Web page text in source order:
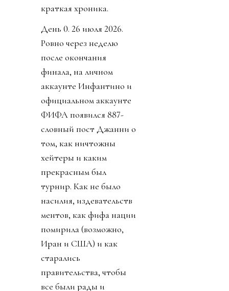
краткая хроника.
День 0. 26 июля 2026.
Ровно через неделю
после окончания
финала, на личном
аккаунте Инфантино и
официальном аккаунте
ФИФА появился 887-
словный пост Джанни о
том, как ничтожны
хейтеры и каким
прекрасным был
турнир. Как не было
насилия, издевательств
ментов, как фифа нации
помирила (возможно,
Иран и США) и как
старались
правительства, чтобы
все были рады и